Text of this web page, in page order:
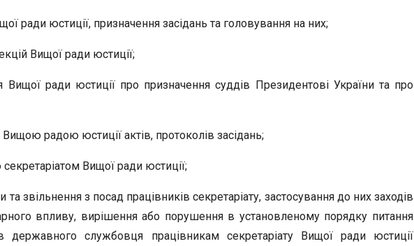
ради юстиції, призначення засідань та головування на них;
Вищої ради юстиції;
Вищої ради юстиції про призначення суддів Президентові України та про
радою юстиції актів, протоколів засідань;
Вищої ради юстиції;
звільнення з посад працівників секретаріату, застосування до них заходів
впливу, вирішення або порушення в установленому порядку питання
державного службовця працівникам секретаріату Вищої ради юстиції